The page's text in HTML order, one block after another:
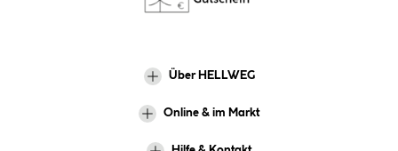
Über HELLWEG
Online & im Markt